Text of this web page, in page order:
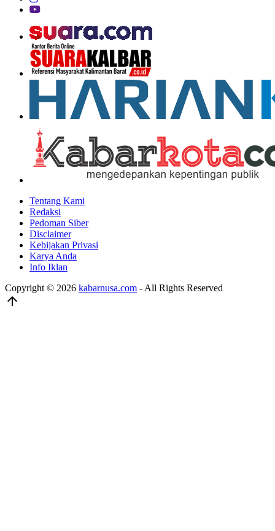
Tentang Kami
Redaksi
Pedoman Siber
Disclaimer
Kebijakan Privasi
Karya Anda
Info Iklan
Copyright © 2026 kabarnusa.com - All Rights Reserved
arrow_upward